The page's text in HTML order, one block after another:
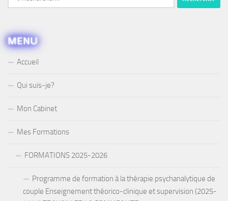
MENU
Accueil
Qui suis-je?
Mon Cabinet
Mes Formations
FORMATIONS 2025-2026
Programme de formation à la thérapie psychanalytique de
couple Enseignement théorico-clinique et supervision (2025-